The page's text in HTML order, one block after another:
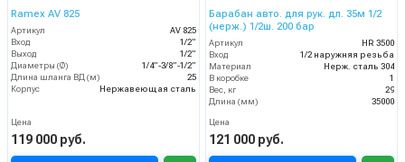
Ramex AV 825
Артикул
AV 825
Вход
1/2”
Выход
1/2”
Диаметры (Ø)
1/4”-3/8”-1/2”
Длина шланга ВД (м)
25
Корпус
Нержавеющая сталь
Цена
119 000 руб.
Барабан авто. для рук. дл. 35м 1/2
(нерж.) 1/2ш. 200 бар
Артикул
HR 3500
Вход
1/2 наружняя резьба
Материал
Нерж. сталь 304
В коробке
1
Вес, кг
29
Длина (мм)
35000
Цена
121 000 руб.